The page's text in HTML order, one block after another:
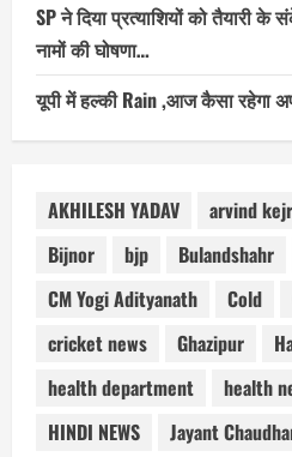
SP ने दिया प्रत्याशियों को तैयारी
नामों की घोषणा…
यूपी में हल्की Rain ,आज कैसा रहेगा
AKHILESH YADAV arvind
Bijnor
bjp Bulandshahr
CM Yogi Adityanath
Cold
cricket news
Ghazipur
health department
health
HINDI NEWS
Jayant